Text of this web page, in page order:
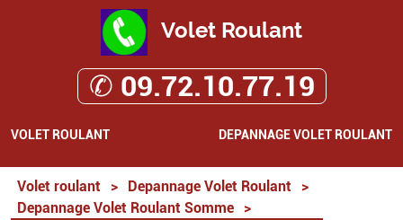
Volet Roulant
✆ 09.72.10.77.19
VOLET ROULANT DEPANNAGE VOLET ROULANT
Volet roulant > Depannage Volet Roulant
>
Depannage Volet Roulant Somme
>